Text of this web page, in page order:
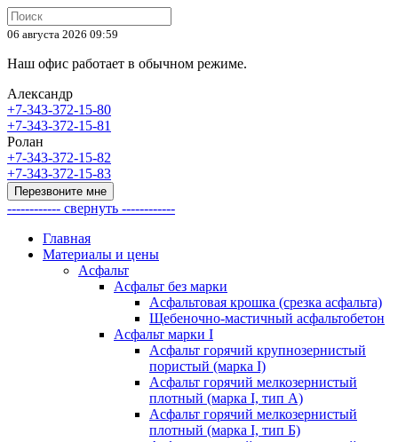
06 августа 2026 09:59
Наш офис работает в обычном режиме.
Александр
+7-343-372-15-80
+7-343-372-15-81
Ролан
+7-343-372-15-82
+7-343-372-15-83
Перезвоните мне
------------ свернуть ------------
Главная
Материалы и цены
Асфальт
Асфальт без марки
Асфальтовая крошка (срезка асфальта)
Щебеночно-мастичный асфальтобетон
Асфальт марки I
Асфальт горячий крупнозернистый
пористый (марка I)
Асфальт горячий мелкозернистый
плотный (марка I, тип А)
Асфальт горячий мелкозернистый
плотный (марка I, тип Б)